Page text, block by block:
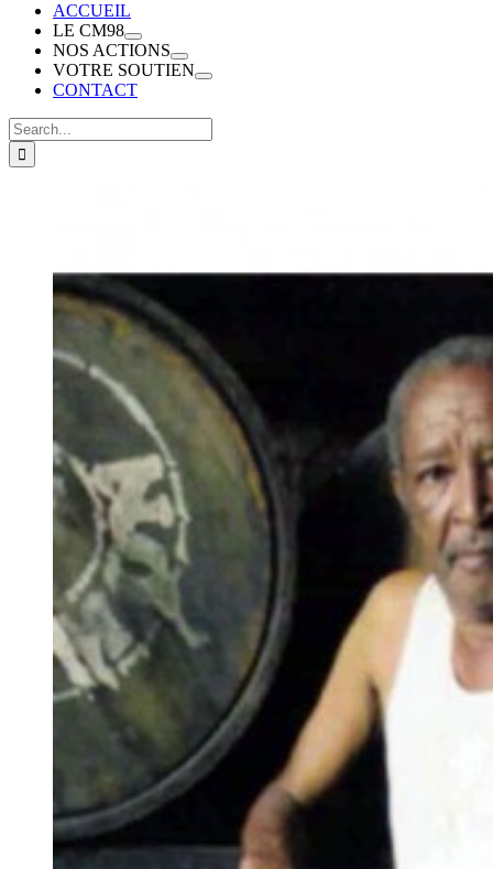
ACCUEIL
LE CM98
NOS ACTIONS
VOTRE SOUTIEN
CONTACT
Search
for: